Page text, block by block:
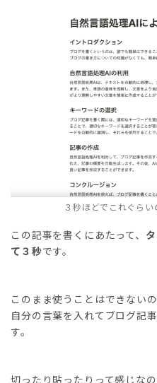
３秒ほどでこれぐら
この記事を書くにあたって、
て３秒です。
このまま使うことはできない
自分の言葉を入れてブログ記
す。
切ったり貼ったりって感じなの